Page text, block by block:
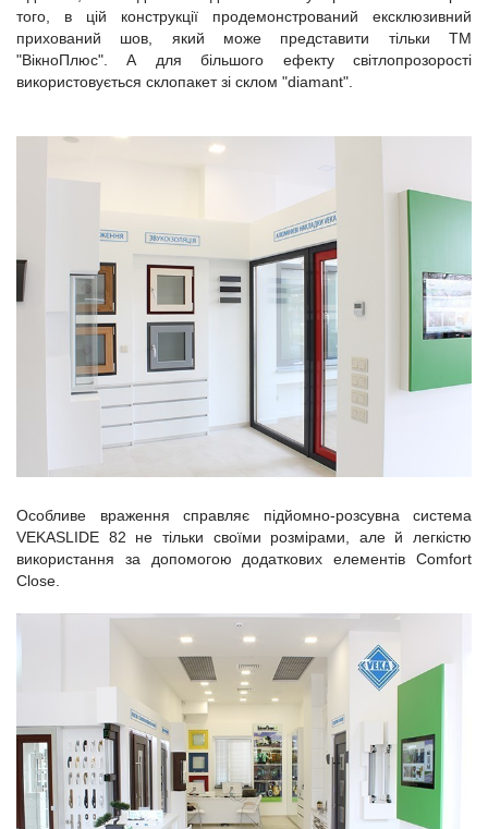
того, в цій конструкції продемонстрований ексклюзивний
прихований шов, який може представити тільки ТМ
"ВікноПлюс". А для більшого ефекту світлопрозорості
використовується склопакет зі склом "diamant".
Особливе враження справляє підйомно-розсувна система
VEKASLIDE 82 не тільки своїми розмірами, але й легкістю
використання за допомогою додаткових елементів Comfort
Close.